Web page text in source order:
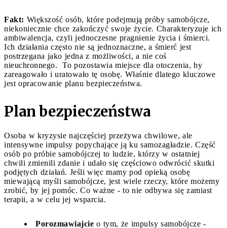
Fakt: Większość osób, które podejmują próby samobójcze,
niekoniecznie chce zakończyć swoje życie. Charakteryzuje ich
ambiwalencja, czyli jednoczesne pragnienie życia i śmierci.
Ich działania często nie są jednoznaczne, a śmierć jest
postrzegana jako jedna z możliwości, a nie coś
nieuchronnego. To pozostawia miejsce dla otoczenia, by
zareagowało i uratowało tę osobę. Właśnie dlatego kluczowe
jest opracowanie planu bezpieczeństwa.
Plan bezpieczeństwa
Osoba w kryzysie najczęściej przeżywa chwilowe, ale
intensywne impulsy popychające ją ku samozagładzie. Część
osób po próbie samobójczej to ludzie, którzy w ostatniej
chwili zmienili zdanie i udało się częściowo odwrócić skutki
podjętych działań. Jeśli więc mamy pod opieką osobę
miewającą myśli samobójcze, jest wiele rzeczy, które możemy
zrobić, by jej pomóc. Co ważne - to nie odbywa się zamiast
terapii, a w celu jej wsparcia.
Porozmawiajcie o tym, że impulsy samobójcze -